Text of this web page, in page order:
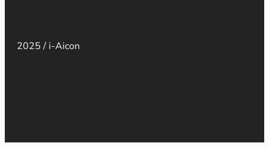
2025 / i-Aicon